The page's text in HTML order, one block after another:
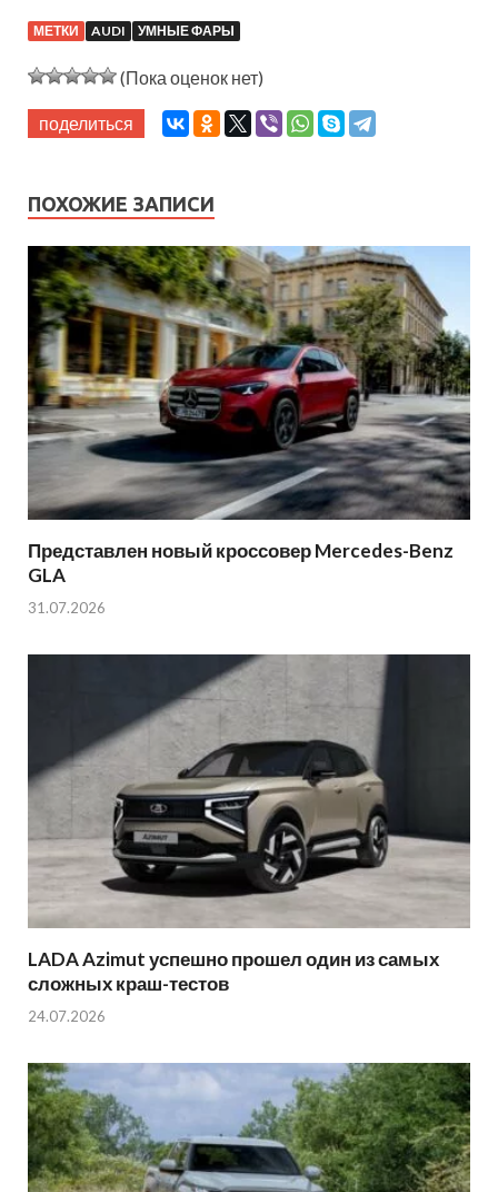
МЕТКИ AUDI УМНЫЕ ФАРЫ
(Пока оценок нет)
поделиться
ПОХОЖИЕ ЗАПИСИ
Представлен новый кроссовер Mercedes-Benz
GLA
31.07.2026
LADA Azimut успешно прошел один из самых
сложных краш-тестов
24.07.2026